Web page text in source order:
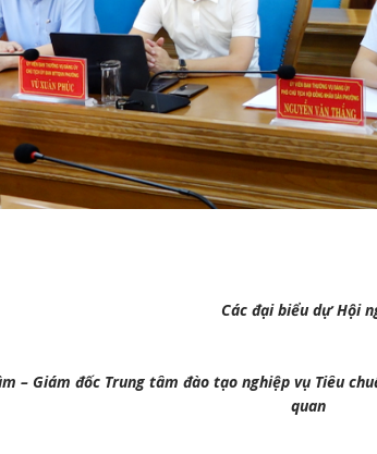
Các đại biểu dự Hội
– Giám đốc Trung tâm đào tạo nghiệp vụ Tiêu
quan